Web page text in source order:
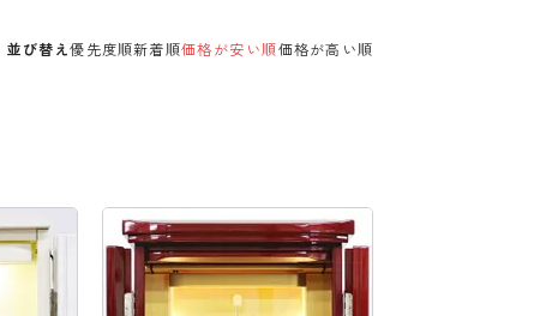
並び替え優先度順新着順価格が安い順価格が高い順